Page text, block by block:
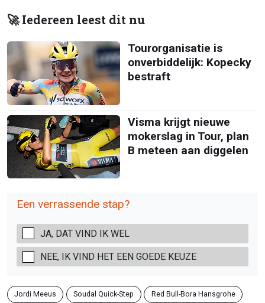
🚀 Iedereen leest dit nu
Tourorganisatie is
onverbiddelijk: Kopecky
bestraft
Visma krijgt nieuwe
mokerslag in Tour, plan
B meteen aan diggelen
Een verrassende stap?
JA, DAT VIND IK WEL
NEE, IK VIND HET EEN GOEDE KEUZE
Jordi Meeus Soudal Quick-Step Red Bull-Bora Hansgrohe